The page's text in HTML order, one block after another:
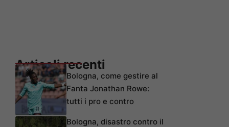
Articoli recenti
Bologna, come gestire al
Fanta Jonathan Rowe:
tutti i pro e contro
Bologna, disastro contro il